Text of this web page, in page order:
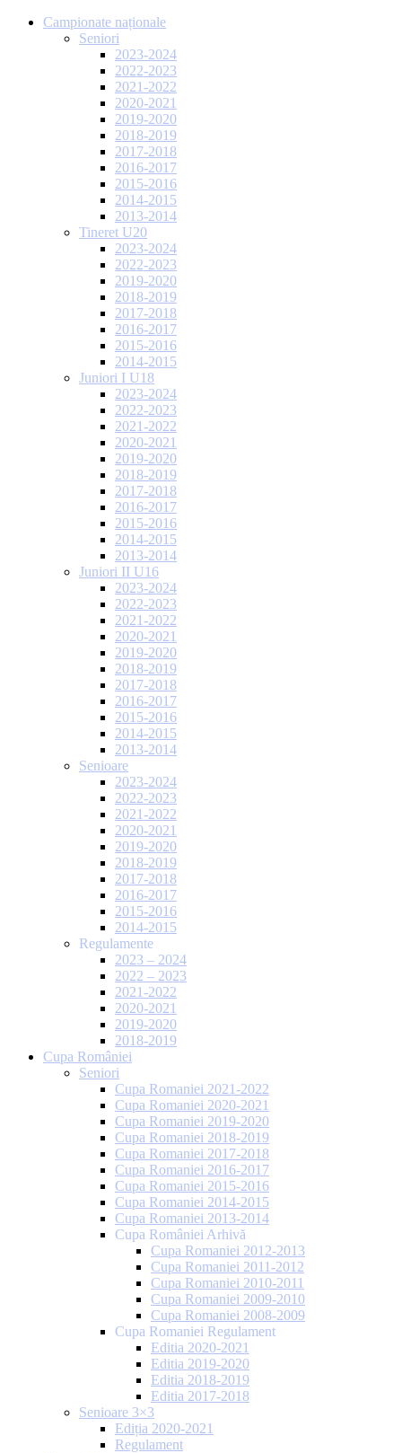
Campionate naționale
Seniori
2023-2024
2022-2023
2021-2022
2020-2021
2019-2020
2018-2019
2017-2018
2016-2017
2015-2016
2014-2015
2013-2014
Tineret U20
2023-2024
2022-2023
2019-2020
2018-2019
2017-2018
2016-2017
2015-2016
2014-2015
Juniori I U18
2023-2024
2022-2023
2021-2022
2020-2021
2019-2020
2018-2019
2017-2018
2016-2017
2015-2016
2014-2015
2013-2014
Juniori II U16
2023-2024
2022-2023
2021-2022
2020-2021
2019-2020
2018-2019
2017-2018
2016-2017
2015-2016
2014-2015
2013-2014
Senioare
2023-2024
2022-2023
2021-2022
2020-2021
2019-2020
2018-2019
2017-2018
2016-2017
2015-2016
2014-2015
Regulamente
2023 – 2024
2022 – 2023
2021-2022
2020-2021
2019-2020
2018-2019
Cupa României
Seniori
Cupa Romaniei 2021-2022
Cupa Romaniei 2020-2021
Cupa Romaniei 2019-2020
Cupa Romaniei 2018-2019
Cupa Romaniei 2017-2018
Cupa Romaniei 2016-2017
Cupa Romaniei 2015-2016
Cupa Romaniei 2014-2015
Cupa Romaniei 2013-2014
Cupa României Arhivă
Cupa Romaniei 2012-2013
Cupa Romaniei 2011-2012
Cupa Romaniei 2010-2011
Cupa Romaniei 2009-2010
Cupa Romaniei 2008-2009
Cupa Romaniei Regulament
Editia 2020-2021
Editia 2019-2020
Editia 2018-2019
Editia 2017-2018
Senioare 3×3
Ediția 2020-2021
Regulament